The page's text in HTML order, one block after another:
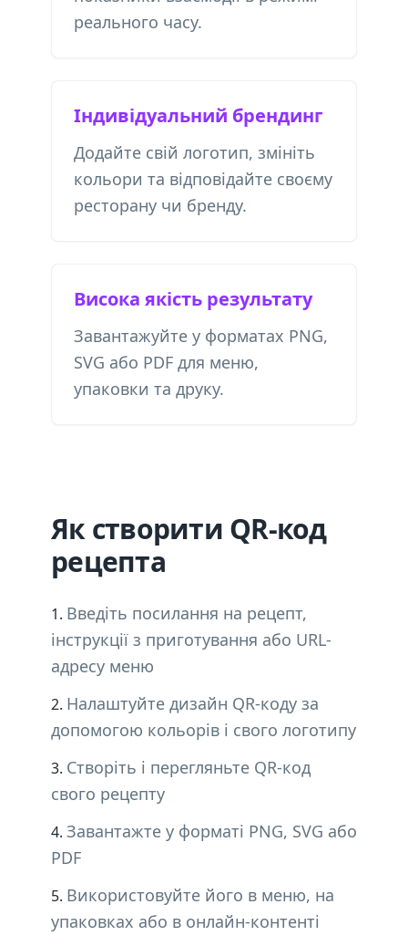
реального часу.
Індивідуальний брендинг
Додайте свій логотип, змініть
кольори та відповідайте своєму
ресторану чи бренду.
Висока якість результату
Завантажуйте у форматах PNG,
SVG або PDF для меню,
упаковки та друку.
Як створити QR-код
рецепта
Введіть посилання на рецепт,
інструкції з приготування або URL-
адресу меню
Налаштуйте дизайн QR-коду за
допомогою кольорів і свого логотипу
Створіть і перегляньте QR-код
свого рецепту
Завантажте у форматі PNG, SVG або
PDF
Використовуйте його в меню, на
упаковках або в онлайн-контенті